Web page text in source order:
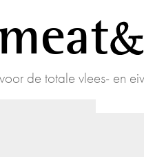
de totale vlees- en